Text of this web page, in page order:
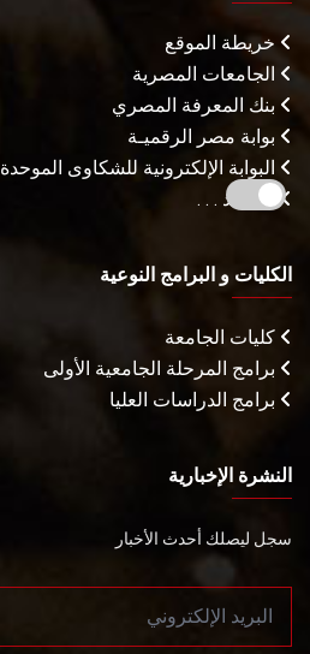
خريطة الموقع
الجامعات المصرية
بنك المعرفة المصري
بوابة مصر الرقميـة
البوابة الإلكترونية للشكاوى الموحدة
المزيـد . . .
الكليات و البرامج النوعية
كليات الجامعة
برامج المرحلة الجامعية الأولى
برامج الدراسات العليا
النشرة الإخبارية
سجل ليصلك أحدث الأخبار